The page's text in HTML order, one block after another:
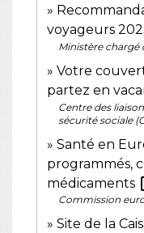
voyageurs
Ministère chargé
Votre
partez en
Centre des
sécurité sociale
Santé en
programmés,
médicaments
Commission
Site de la